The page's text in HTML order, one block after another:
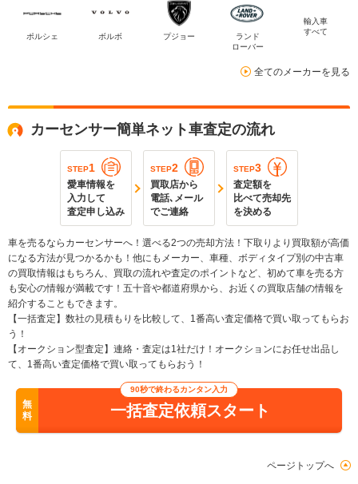
ポルシェ ボルボ プジョー
ランド
ローバー
輸入車
すべて
全てのメーカーを見る
カーセンサー簡単ネット車査定の流れ
STEP1
愛車情報を
入力して
査定申し込み
STEP2
買取店から
電話､メール
でご連絡
STEP3
査定額を
比べて売却先
を決める
車を売るならカーセンサーへ！選べる2つの売却方法！下取りより買取額が高価
になる方法が見つかるかも！他にもメーカー、車種、ボディタイプ別の中古車
の買取情報はもちろん、買取の流れや査定のポイントなど、初めて車を売る方
も安心の情報が満載です！五十音や都道府県から、お近くの買取店舗の情報を
紹介することもできます。
【一括査定】数社の見積もりを比較して、1番高い査定価格で買い取ってもらお
う！
【オークション型査定】連絡・査定は1社だけ！オークションにお任せ出品し
て、1番高い査定価格で買い取ってもらおう！
無
料
90秒で終わるカンタン入力
一括査定依頼スタート
ページトップへ